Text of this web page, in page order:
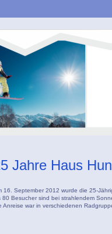
Jahre Haus
16. September 2012 wurde die 25-
80 Besucher sind bei strahlendem
Anreise war in verschiedenen